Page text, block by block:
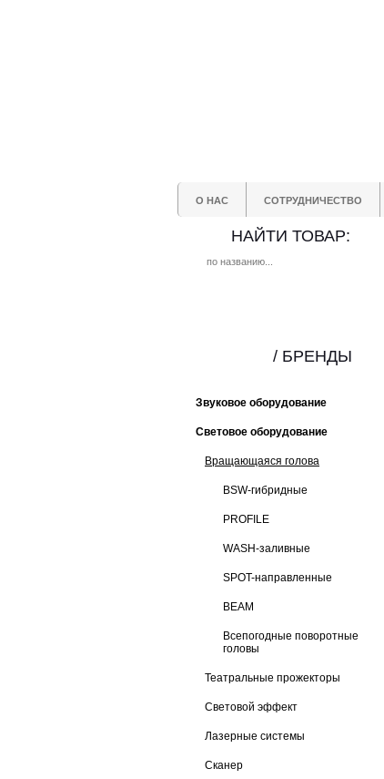
О НАС СОТРУДНИЧЕСТВО
НАЙТИ ТОВАР:
Звуковое оборудование
Световое оборудование
Вращающаяся голова
BSW-гибридные
PROFILE
WASH-заливные
SPOT-направленные
BEAM
Всепогодные поворотные
головы
Театральные прожекторы
Световой эффект
Лазерные системы
Сканер
/ БРЕНДЫ